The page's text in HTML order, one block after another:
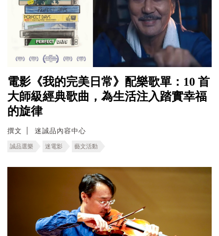
電影《我的完美日常》配樂歌單：10 首
大師級經典歌曲，為生活注入踏實幸福
的旋律
撰文 迷誠品內容中心
誠品選樂 迷電影 藝文活動